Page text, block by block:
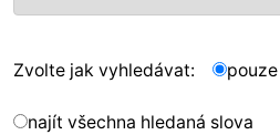
Zvolte jak vyhledávat:
najít všechna hledaná slova